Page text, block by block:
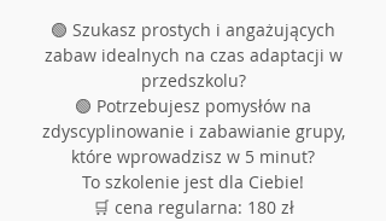
🟢 Szukasz prostych i angażujących
zabaw idealnych na czas adaptacji w
przedszkolu?
🟢 Potrzebujesz pomysłów na
zdyscyplinowanie i zabawianie grupy,
które wprowadzisz w 5 minut?
To szkolenie jest dla Ciebie!
🛒 cena regularna: 180 zł